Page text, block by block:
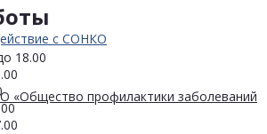
с СОНКО
«Общество профилактики заболеваний
18.00